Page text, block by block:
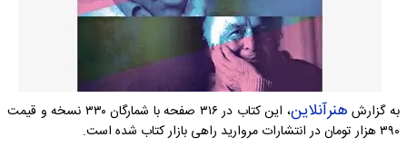
به گزارش هنرآنلاین
، این کتاب در ۳۱۶ صفحه با شمارگان ۳۳۰ نسخه و قیمت
۳۹۰ هزار تومان در انتشارات مروارید راهی بازار کتاب شده است.